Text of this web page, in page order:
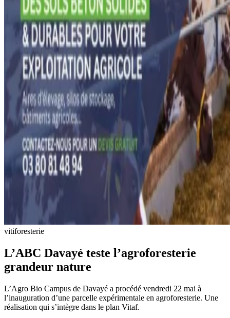
vitiforesterie
L’ABC Davayé teste l’agroforesterie
grandeur nature
L’Agro Bio Campus de Davayé a procédé vendredi 22 mai à
l’inauguration d’une parcelle expérimentale en agroforesterie. Une
réalisation qui s’intègre dans le plan Vitaf.